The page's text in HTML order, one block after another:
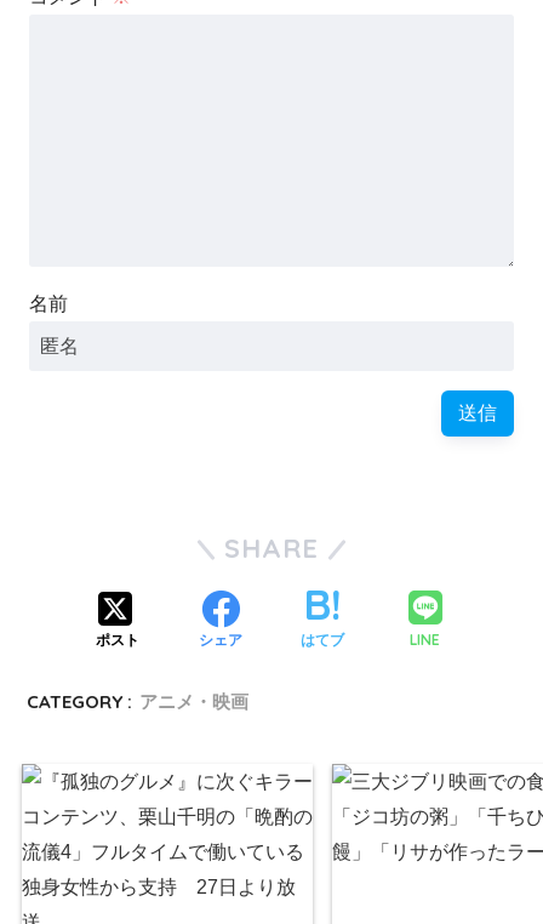
名前
SHARE
ポスト シェア はてブ LINE
CATEGORY : アニメ・映画